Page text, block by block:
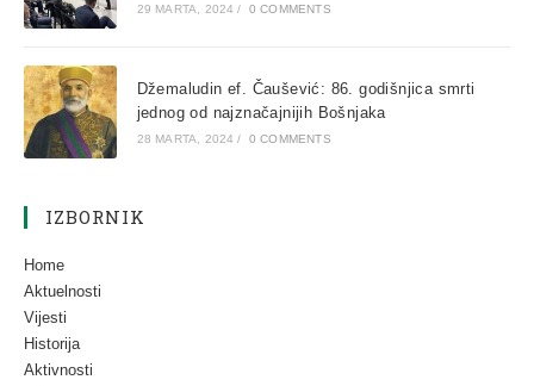
29 MARTA, 2024 / 0 COMMENTS
Džemaludin ef. Čaušević: 86. godišnjica smrti
jednog od najznačajnijih Bošnjaka
28 MARTA, 2024 / 0 COMMENTS
IZBORNIK
Home
Aktuelnosti
Vijesti
Historija
Aktivnosti